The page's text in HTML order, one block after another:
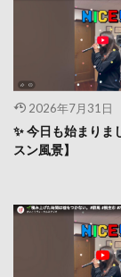
2026年7月31日
✨ 今日も始まりま
スン風景】